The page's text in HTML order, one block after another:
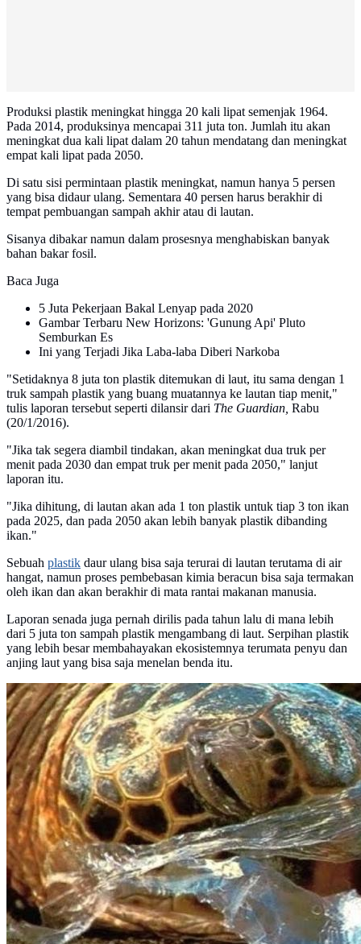
Produksi plastik meningkat hingga 20 kali lipat semenjak 1964.
Pada 2014, produksinya mencapai 311 juta ton. Jumlah itu akan
meningkat dua kali lipat dalam 20 tahun mendatang dan meningkat
empat kali lipat pada 2050.
Di satu sisi permintaan plastik meningkat, namun hanya 5 persen
yang bisa didaur ulang. Sementara 40 persen harus berakhir di
tempat pembuangan sampah akhir atau di lautan.
Sisanya dibakar namun dalam prosesnya menghabiskan banyak
bahan bakar fosil.
Baca Juga
5 Juta Pekerjaan Bakal Lenyap pada 2020
Gambar Terbaru New Horizons: 'Gunung Api' Pluto
Semburkan Es
Ini yang Terjadi Jika Laba-laba Diberi Narkoba
"Setidaknya 8 juta ton plastik ditemukan di laut, itu sama dengan 1
truk sampah plastik yang buang muatannya ke lautan tiap menit,"
tulis laporan tersebut seperti dilansir dari The Guardian, Rabu
(20/1/2016).
"Jika tak segera diambil tindakan, akan meningkat dua truk per
menit pada 2030 dan empat truk per menit pada 2050," lanjut
laporan itu.
"Jika dihitung, di lautan akan ada 1 ton plastik untuk tiap 3 ton ikan
pada 2025, dan pada 2050 akan lebih banyak plastik dibanding
ikan."
Sebuah plastik daur ulang bisa saja terurai di lautan terutama di air
hangat, namun proses pembebasan kimia beracun bisa saja termakan
oleh ikan dan akan berakhir di mata rantai makanan manusia.
Laporan senada juga pernah dirilis pada tahun lalu di mana lebih
dari 5 juta ton sampah plastik mengambang di laut. Serpihan plastik
yang lebih besar membahayakan ekosistemnya terumata penyu dan
anjing laut yang bisa saja menelan benda itu.